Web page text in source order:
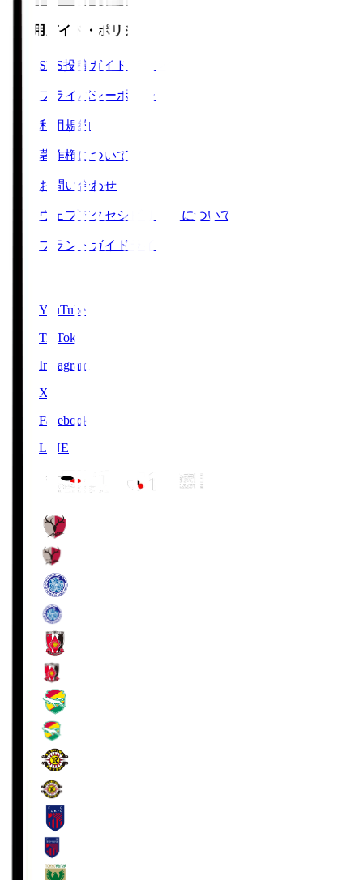
ご利用ガイド・ポリシー
SNS投稿ガイドライン
プライバシーポリシー
利用規約
著作権について
お問い合わせ
ウェブアクセシビリティについて
ブランドガイドライン
YouTube
TikTok
Instagram
X
Facebook
LINE